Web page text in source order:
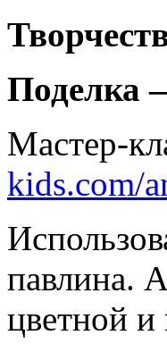
Поделка
Мастер-
kids.com/
павлина.
цветной и